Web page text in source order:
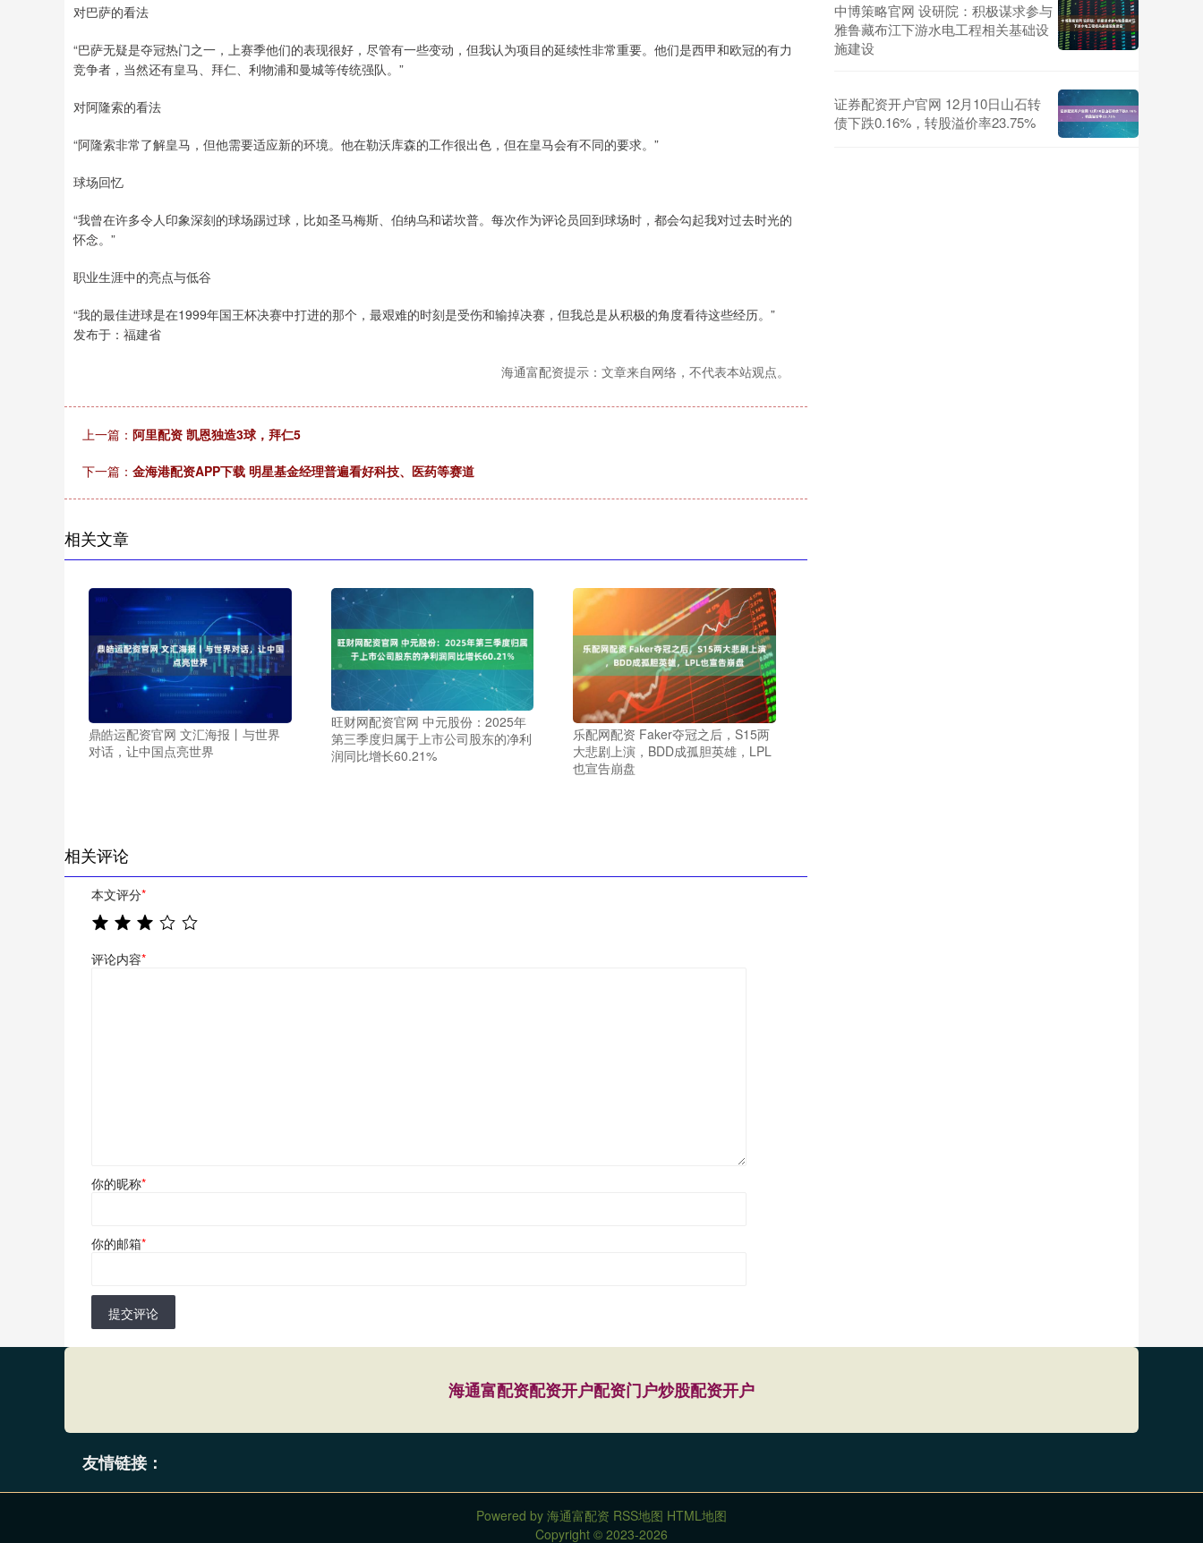
对巴萨的看法
“巴萨无疑是夺冠热门之一，上赛季他们的表现很好，尽管有一些变动，但我认为项目的延续性非常重要。他们是西甲和欧冠的有力
竞争者，当然还有皇马、拜仁、利物浦和曼城等传统强队。”
对阿隆索的看法
“阿隆索非常了解皇马，但他需要适应新的环境。他在勒沃库森的工作很出色，但在皇马会有不同的要求。”
球场回忆
“我曾在许多令人印象深刻的球场踢过球，比如圣马梅斯、伯纳乌和诺坎普。每次作为评论员回到球场时，都会勾起我对过去时光的
怀念。”
职业生涯中的亮点与低谷
“我的最佳进球是在1999年国王杯决赛中打进的那个，最艰难的时刻是受伤和输掉决赛，但我总是从积极的角度看待这些经历。”
发布于：福建省
海通富配资提示：文章来自网络，不代表本站观点。
上一篇： 阿里配资 凯恩独造3球，拜仁5
下一篇： 金海港配资APP下载 明星基金经理普遍看好科技、医药等赛道
相关文章
鼎皓运配资官网 文汇海报丨与世界
对话，让中国点亮世界
旺财网配资官网 中元股份：2025年
第三季度归属于上市公司股东的净利
润同比增长60.21%
乐配网配资 Faker夺冠之后，S15两
大悲剧上演，BDD成孤胆英雄，LPL
也宣告崩盘
相关评论
本文评分*
评论内容*
你的昵称*
你的邮箱*
提交评论
中博策略官网 设研院：积极谋求参与
雅鲁藏布江下游水电工程相关基础设
施建设
证券配资开户官网 12月10日山石转
债下跌0.16%，转股溢价率23.75%
海通富配资配资开户配资门户炒股配资开户
友情链接：
Powered by 海通富配资 RSS地图 HTML地图
Copyright © 2023-2026